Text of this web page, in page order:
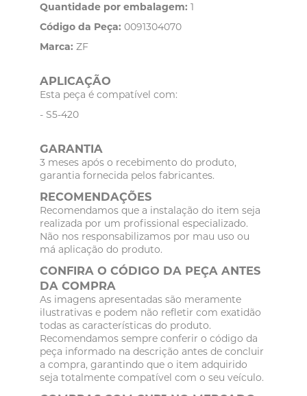
Quantidade por embalagem: 1
Código da Peça: 0091304070
Marca: ZF
APLICAÇÃO
Esta peça é compatível com:
- S5-420
GARANTIA
3 meses após o recebimento do produto,
garantia fornecida pelos fabricantes.
RECOMENDAÇÕES
Recomendamos que a instalação do item seja
realizada por um profissional especializado.
Não nos responsabilizamos por mau uso ou
má aplicação do produto.
CONFIRA O CÓDIGO DA PEÇA ANTES
DA COMPRA
As imagens apresentadas são meramente
ilustrativas e podem não refletir com exatidão
todas as características do produto.
Recomendamos sempre conferir o código da
peça informado na descrição antes de concluir
a compra, garantindo que o item adquirido
seja totalmente compatível com o seu veículo.